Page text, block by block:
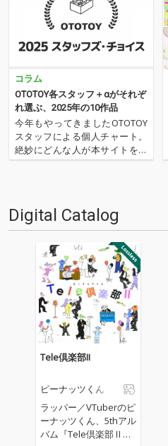
コラム
OTOTOY各スタッフ＋αがそれぞ
れ選ぶ、2025年の10作品
今年もやってきましたOTOTOY
スタッフによる個人チャート。
絶妙にどんな人が本サイトを運
営しているのか？ そんな自己
か？ ということでスタッフ・
チャートをお届けします…
Digital Catalog
Tele倶楽部II
ピーナッツくん
ラッパー／VTuberのピ
ーナッツくん、5thアル
バム『Tele倶楽部Ⅱ』